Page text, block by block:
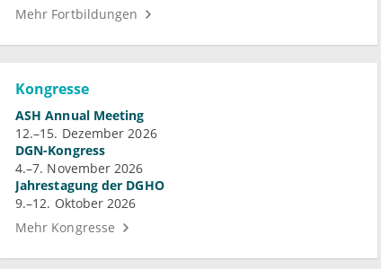
Mehr Fortbildungen
Kongresse
ASH Annual Meeting
12.–15. Dezember 2026
DGN-Kongress
4.–7. November 2026
Jahrestagung der DGHO
9.–12. Oktober 2026
Mehr Kongresse